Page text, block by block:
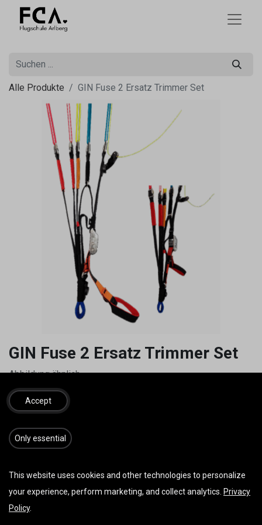
Alle Produkte GIN Fuse 2 Ersatz Trimmer Set
GIN Fuse 2 Ersatz Trimmer Set
Abbildung ähnlich
25,00€ inkl. MwSt.
Auf die Wunschliste
Accept
​​​Only essential
This website uses cookies and other technologies to personalize
your experience, perform marketing, and collect analytics. Privacy
Policy.